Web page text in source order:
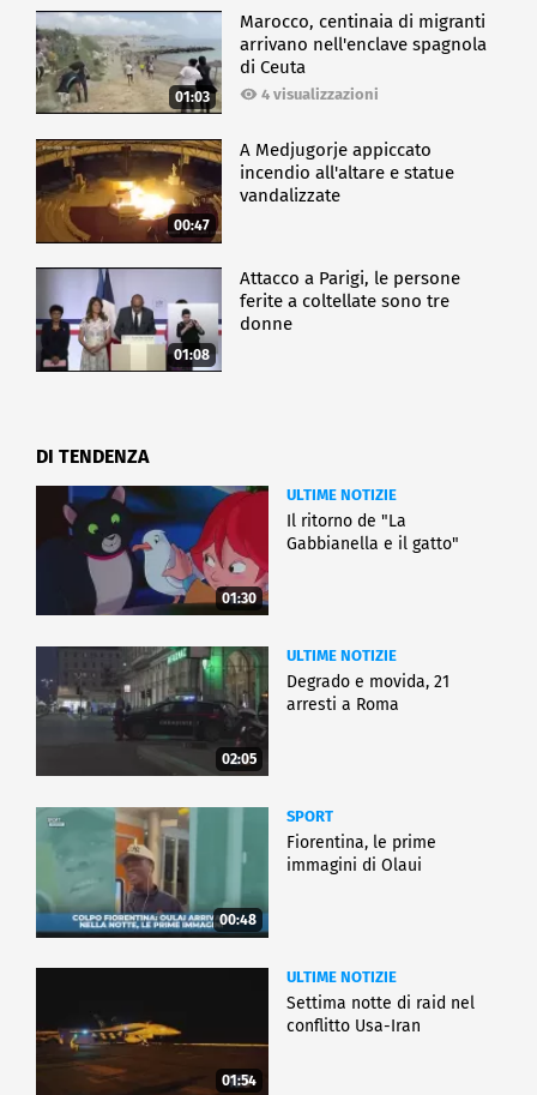
01:03
Marocco, centinaia di migranti
arrivano nell'enclave spagnola
di Ceuta
4 visualizzazioni
00:47
A Medjugorje appiccato
incendio all'altare e statue
vandalizzate
01:08
Attacco a Parigi, le persone
ferite a coltellate sono tre
donne
DI TENDENZA
01:30
ULTIME NOTIZIE
Il ritorno de "La
Gabbianella e il gatto"
02:05
ULTIME NOTIZIE
Degrado e movida, 21
arresti a Roma
00:48
SPORT
Fiorentina, le prime
immagini di Olaui
01:54
ULTIME NOTIZIE
Settima notte di raid nel
conflitto Usa-Iran